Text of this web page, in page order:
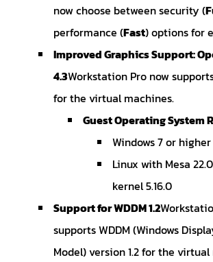
now choose between security (
performance (Fast) options for
Improved Graphics Support:
4.3Workstation Pro now
for the virtual machines.
Guest Operating System
Windows 7 or higher
Linux with Mesa
kernel 5.16.0
Support for WDDM 1.2
supports WDDM (Windows
Model) version 1.2 for the